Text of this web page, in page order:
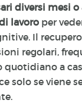
diversi mesi
lavoro per
Il
regolari,
a
solo se viene